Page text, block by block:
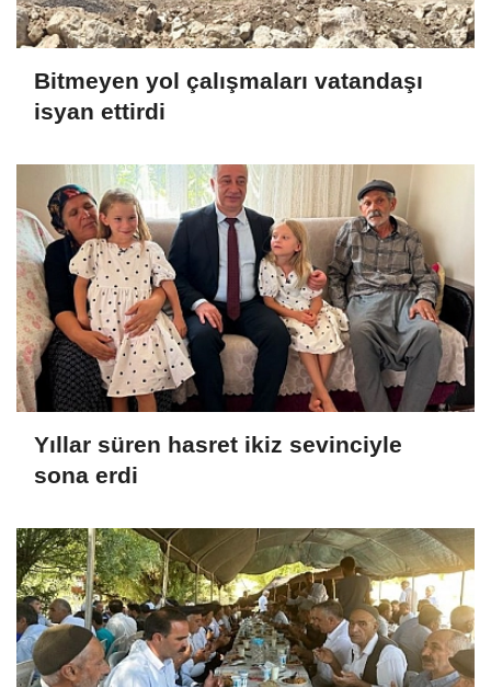
Bitmeyen yol çalışmaları vatandaşı
isyan ettirdi
Yıllar süren hasret ikiz sevinciyle
sona erdi